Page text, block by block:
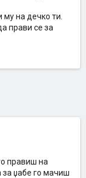
му на дечко ти.
прави се за
правиш на
за џабе го мачиш